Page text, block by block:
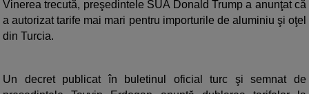
Vinerea trecută, preşedintele SUA Donald Trump a anunţat că
a autorizat tarife mai mari pentru importurile de aluminiu şi oţel
din Turcia.
Un decret publicat în buletinul oficial turc şi semnat de